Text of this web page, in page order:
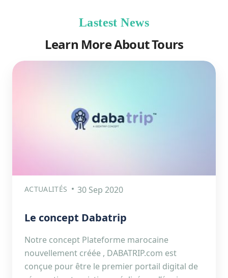
Lastest News
Learn More About Tours
ACTUALITÉS 30 Sep 2020
Le concept Dabatrip
Notre concept Plateforme marocaine
nouvellement créée , DABATRIP.com est
conçue pour être le premier portail digital de